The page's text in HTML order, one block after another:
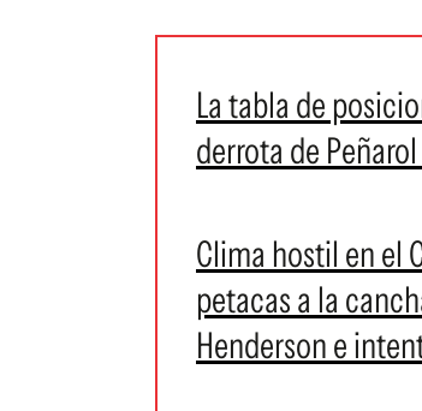
La tabla de
derrota de
Clima hostil en el
petacas a la
Henderson e